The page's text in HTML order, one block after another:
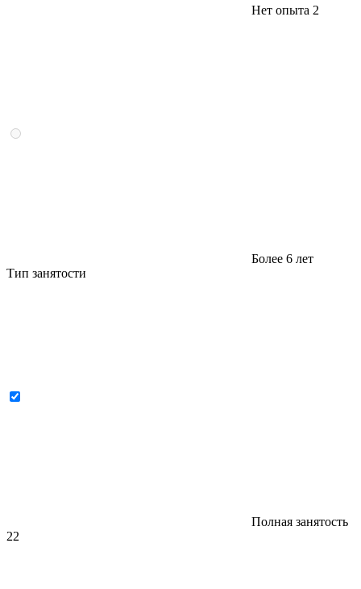
Нет опыта 2
Более 6 лет
Тип занятости
Полная занятость
22